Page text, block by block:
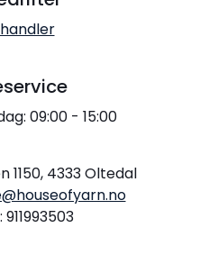
09:00 - 15:00
1150, 4333 Oltedal